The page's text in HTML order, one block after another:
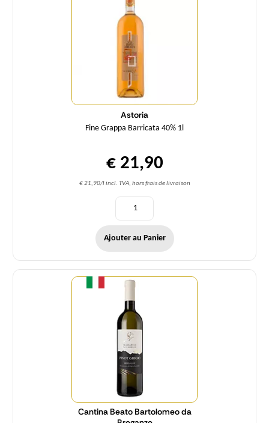
Astoria
Fine Grappa Barricata 40% 1l
€ 21,90
€ 21,90/l incl. TVA, hors frais de livraison
Ajouter au Panier
Cantina Beato Bartolomeo da
Quantité